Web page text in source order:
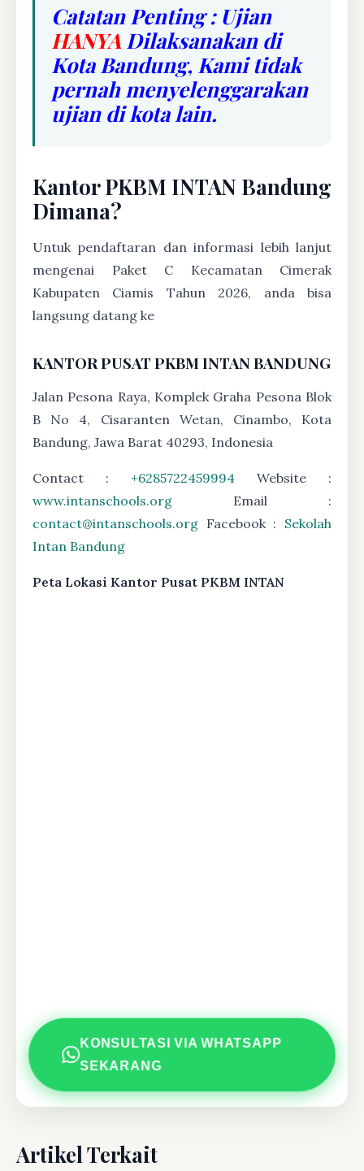
Catatan Penting : Ujian
HANYA Dilaksanakan di
Kota Bandung, Kami tidak
pernah menyelenggarakan
ujian di kota lain.
Kantor PKBM INTAN Bandung
Dimana?
Untuk pendaftaran dan informasi lebih lanjut
mengenai Paket C Kecamatan Cimerak
Kabupaten Ciamis Tahun 2026, anda bisa
langsung datang ke
KANTOR PUSAT PKBM INTAN BANDUNG
Jalan Pesona Raya, Komplek Graha Pesona Blok
B No 4, Cisaranten Wetan, Cinambo, Kota
Bandung, Jawa Barat 40293, Indonesia
Contact : +6285722459994 Website :
www.intanschools.org Email :
contact@intanschools.org Facebook : Sekolah
Intan Bandung
Peta Lokasi Kantor Pusat PKBM INTAN
KONSULTASI VIA WHATSAPP
SEKARANG
Artikel Terkait